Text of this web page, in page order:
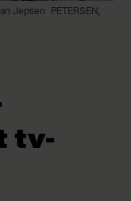
Jepsen
PETERSEN,
tv-